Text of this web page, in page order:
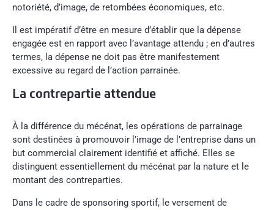
notoriété, d’image, de retombées économiques, etc.
Il est impératif d’être en mesure d’établir que la dépense
engagée est en rapport avec l’avantage attendu ; en d’autres
termes, la dépense ne doit pas être manifestement
excessive au regard de l’action parrainée.
La contrepartie attendue
À la différence du mécénat, les opérations de parrainage
sont destinées à promouvoir l’image de l’entreprise dans un
but commercial clairement identifié et affiché. Elles se
distinguent essentiellement du mécénat par la nature et le
montant des contreparties.
Dans le cadre de sponsoring sportif, le versement de